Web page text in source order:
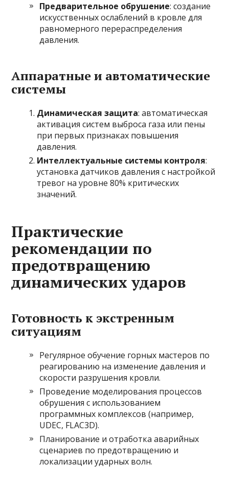
Предварительное обрушение: создание
искусственных ослаблений в кровле для
равномерного перераспределения
давления.
Аппаратные и автоматические
системы
Динамическая защита: автоматическая
активация систем выброса газа или пены
при первых признаках повышения
давления.
Интеллектуальные системы контроля:
установка датчиков давления с настройкой
тревог на уровне 80% критических
значений.
Практические
рекомендации по
предотвращению
динамических ударов
Готовность к экстренным
ситуациям
Регулярное обучение горных мастеров по
реагированию на изменение давления и
скорости разрушения кровли.
Проведение моделирования процессов
обрушения с использованием
программных комплексов (например,
UDEC, FLAC3D).
Планирование и отработка аварийных
сценариев по предотвращению и
локализации ударных волн.